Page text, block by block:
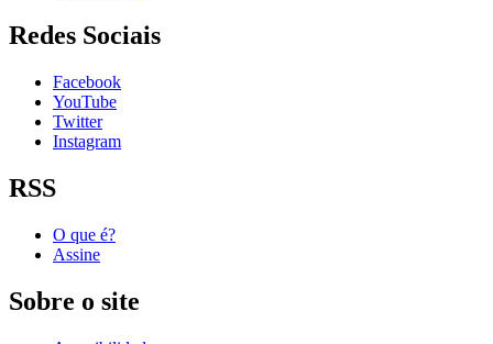
Redes Sociais
Facebook
YouTube
Twitter
Instagram
RSS
O que é?
Assine
Sobre o site